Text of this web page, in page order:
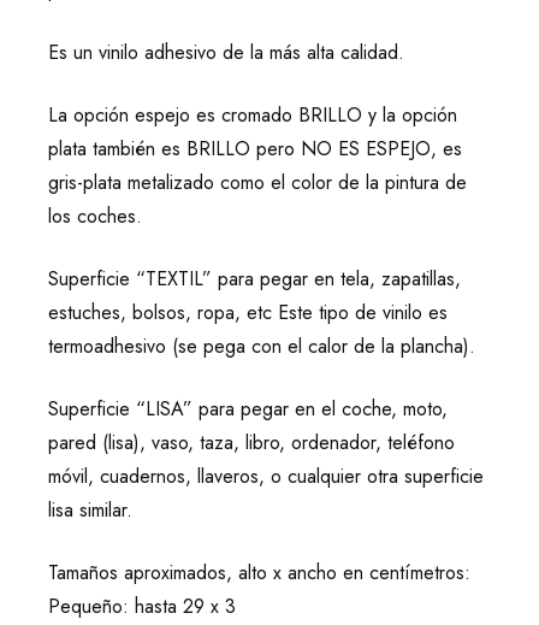
Es un vinilo adhesivo de la más alta calidad.
La opción espejo es cromado BRILLO y la opción
plata también es BRILLO pero NO ES ESPEJO, es
gris-plata metalizado como el color de la pintura de
los coches.
Superficie “TEXTIL” para pegar en tela, zapatillas,
estuches, bolsos, ropa, etc Este tipo de vinilo es
termoadhesivo (se pega con el calor de la plancha).
Superficie “LISA” para pegar en el coche, moto,
pared (lisa), vaso, taza, libro, ordenador, teléfono
móvil, cuadernos, llaveros, o cualquier otra superficie
lisa similar.
Tamaños aproximados, alto x ancho en centímetros:
Pequeño: hasta 29 x 3